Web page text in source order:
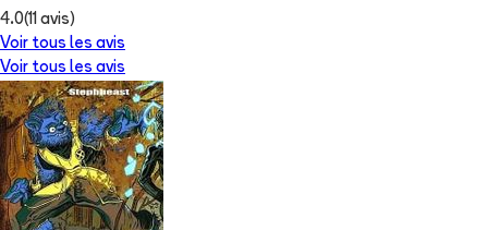
4.0(11 avis)
Voir tous les avis
Voir tous les avis